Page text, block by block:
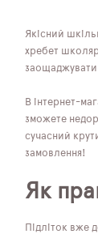
Якісний
хребет
В інтернет-
зможете
сучасний
замовлення!
Як
Підліток вже